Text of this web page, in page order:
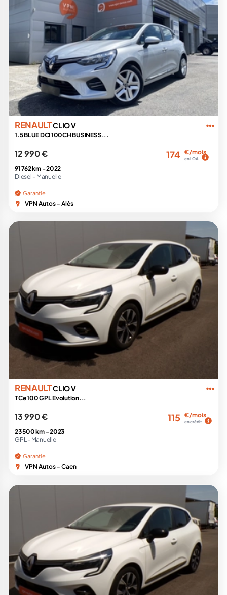
RENAULTCLIO V
1.5 BLUE DCI 100CH BUSINESS...
12 990 € 174 €/mois
en LOA
91 762 km -2022
Diesel - Manuelle
Garantie
VPN Autos - Alès
RENAULTCLIO V
TCe 100 GPL Evolution...
13 990 € 115 €/mois
en crédit
23 500 km -2023
GPL - Manuelle
Garantie
VPN Autos - Caen